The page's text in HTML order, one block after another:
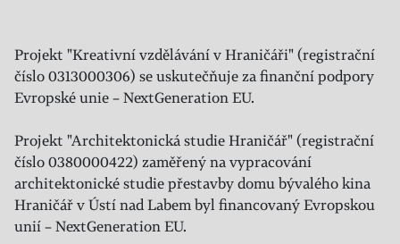
Projekt "Kreativní vzdělávání v Hraničáři" (registrační
číslo 0313000306) se uskutečňuje za finanční podpory
Evropské unie – NextGeneration EU.
Projekt "Architektonická studie Hraničář" (registrační
číslo 0380000422) zaměřený na vypracování
architektonické studie přestavby domu bývalého kina
Hraničář v Ústí nad Labem byl financovaný Evropskou
unií – NextGeneration EU.